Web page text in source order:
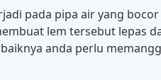
pada pipa air yang
lem tersebut lepas
anda perlu